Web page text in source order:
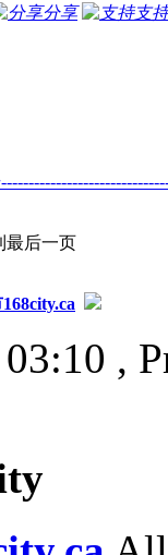
分享
支持
最后一页
,